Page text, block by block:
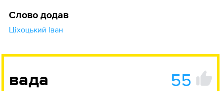
Слово додав
Ціхоцький Іван
вада 55